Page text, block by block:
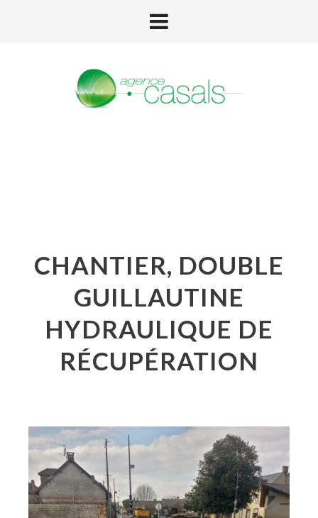
CHANTIER, DOUBLE
GUILLAUTINE
HYDRAULIQUE DE
RÉCUPÉRATION